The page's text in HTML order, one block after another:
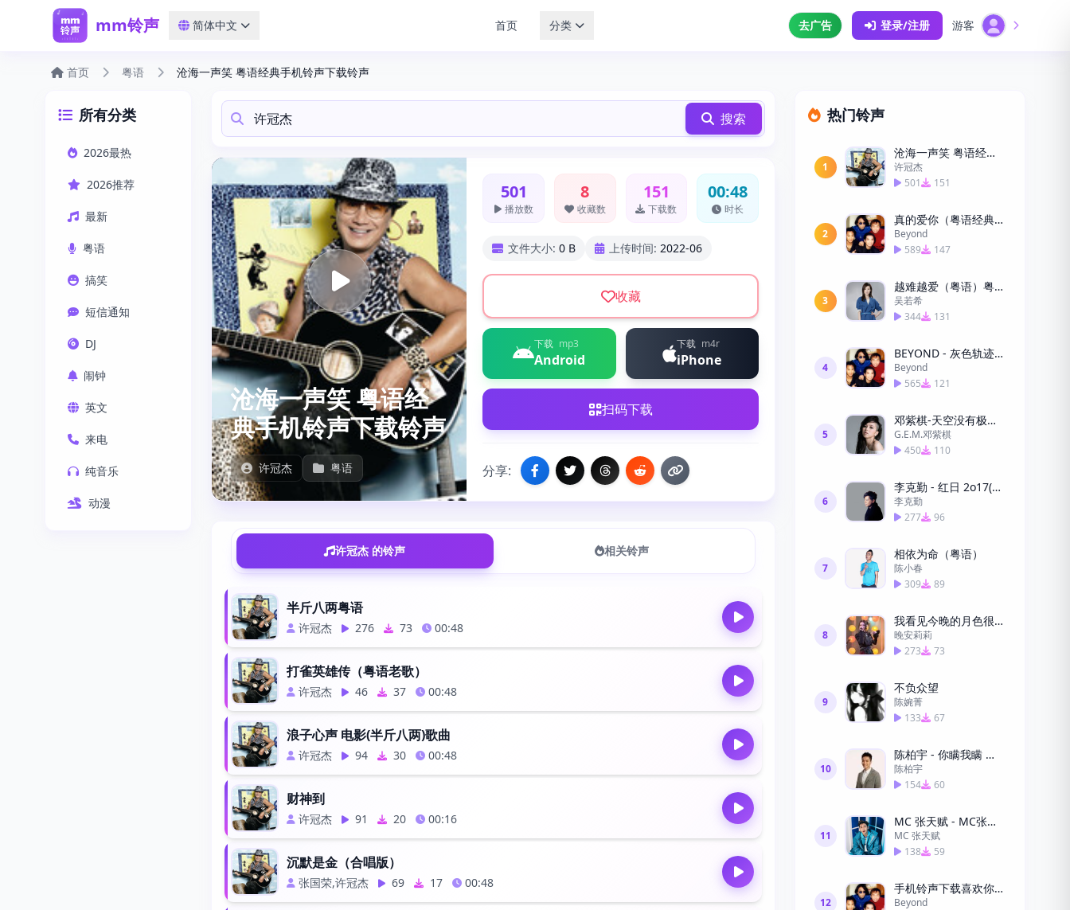
mm铃声 简体中文 首页 分类 去广告 登录/注册 游客
首页 粤语 沧海一声笑 粤语经典手机铃声下载铃声
所有分类
2026最热
2026推荐
最新
粤语
搞笑
短信通知
DJ
闹钟
英文
来电
纯音乐
动漫
搜索
沧海一声笑 粤语经
典手机铃声下载铃声
许冠杰 粤语
501
播放数
8
收藏数
151
下载数
00:48
时长
文件大小: 0 B 上传时间: 2022-06
收藏
下载 mp3
Android
下载 m4r
iPhone
扫码下载
分享:
许冠杰 的铃声 相关铃声
半斤八两粤语
许冠杰 276 73 00:48
打雀英雄传（粤语老歌）
许冠杰 46 37 00:48
浪子心声 电影(半斤八两)歌曲
许冠杰 94 30 00:48
财神到
许冠杰 91 20 00:16
沉默是金（合唱版）
张国荣,许冠杰 69 17 00:48
热门铃声
1
沧海一声笑 粤语经典手机铃声下载
许冠杰
501
151
2
真的爱你（粤语经典）
Beyond
589
147
3
越难越爱（粤语）粤语手机铃声下载
吴若希
344
131
4
BEYOND - 灰色轨迹 吉他solo
Beyond
565
121
5
邓紫棋-天空没有极限-粤语版
G.E.M.邓紫棋
450
110
6
李克勤 - 红日 2o17(粤语)铃声免费
李克勤
277
96
7
相依为命（粤语）
陈小春
309
89
8
我看见今晚的月色很美，你呢？
晚安莉莉
273
73
9
不负众望
陈婉菁
133
67
10
陈柏宇 - 你瞒我瞒 （粤语）
陈柏宇
154
60
11
MC 张天赋 - MC张天赋-男人怎可以1
MC 张天赋
138
59
12
手机铃声下载喜欢你粤语
Beyond